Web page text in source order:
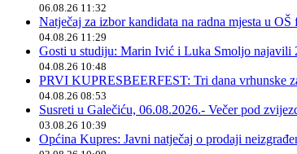
06.08.26 11:32
Natječaj za izbor kandidata na radna mjesta u
04.08.26 11:29
Gosti u studiju: Marin Ivić i Luka Smoljo najavili
04.08.26 10:48
PRVI KUPRESBEERFEST: Tri dana vrhunske
04.08.26 08:53
Susreti u Galečiću, 06.08.2026.- Večer pod
03.08.26 10:39
Općina Kupres: Javni natječaj o prodaji